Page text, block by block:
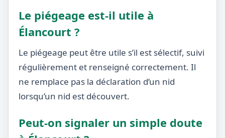
Le piégeage est-il utile à
Élancourt ?
Le piégeage peut être utile s’il est sélectif, suivi
régulièrement et renseigné correctement. Il
ne remplace pas la déclaration d’un nid
lorsqu’un nid est découvert.
Peut-on signaler un simple doute